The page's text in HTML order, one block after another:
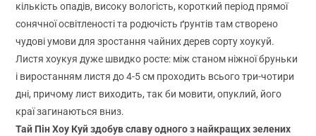
кількість опадів, високу вологість, короткий період прямої
сонячної освітленості та родючість ґрунтів там створено
чудові умови для зростання чайних дерев сорту хоукуй.
Листя хоукуя дуже швидко росте: між станом ніжної бруньки
і виростанням листя до 4-5 см проходить всього три-чотири
дні, причому лист виходить, так би мовити, опуклий, його
краї загинаються вниз.
Тай Пін Хоу Куй здобув славу одного з найкращих зелених